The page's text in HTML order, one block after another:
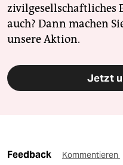
zivilgesellschaftliches
auch? Dann machen
unsere Aktion.
Jetzt
Feedback Kommentieren